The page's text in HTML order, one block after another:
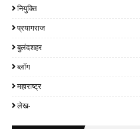
नियुक्ति
प्रयागराज
बुलंदशहर
ब्लॉग
महाराष्ट्र
लेख-